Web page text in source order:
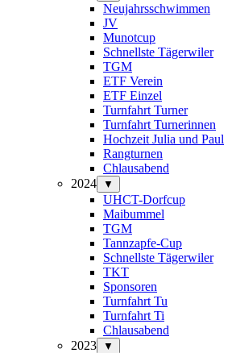
Neujahrsschwimmen
JV
Munotcup
Schnellste Tägerwiler
TGM
ETF Verein
ETF Einzel
Turnfahrt Turner
Turnfahrt Turnerinnen
Hochzeit Julia und Paul
Rangturnen
Chlausabend
2024
▼
UHCT-Dorfcup
Maibummel
TGM
Tannzapfe-Cup
Schnellste Tägerwiler
TKT
Sponsoren
Turnfahrt Tu
Turnfahrt Ti
Chlausabend
2023
▼